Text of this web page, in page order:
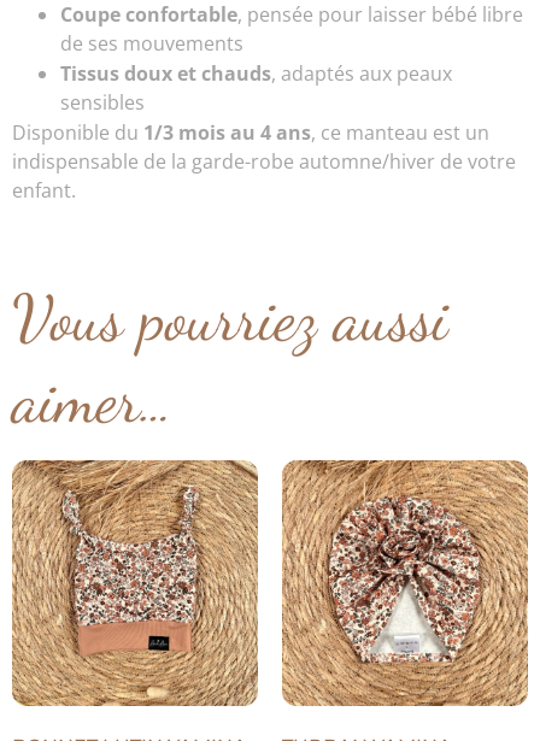
Coupe confortable, pensée pour laisser bébé libre
de ses mouvements
Tissus doux et chauds, adaptés aux peaux
sensibles
Disponible du 1/3 mois au 4 ans, ce manteau est un
indispensable de la garde-robe automne/hiver de votre
enfant.
Vous pourriez aussi
aimer…